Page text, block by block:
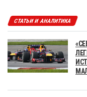
СТАТЬИ И АНАЛИТИКА